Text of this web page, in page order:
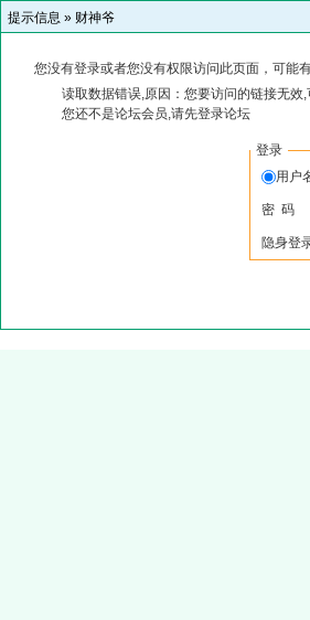
提示信息 » 财神爷
您没有登录或者您没有权限访问此页面，可能
读取数据错误,原因：您要访问的链接无效
您还不是论坛会员,请先登录论坛
登录
用户
密 码
隐身登